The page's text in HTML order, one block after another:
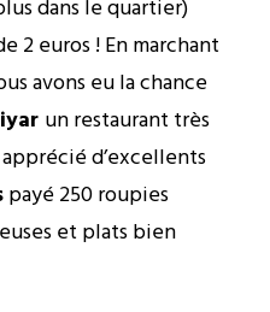
dans le quartier)
2 euros ! En marchant
avons eu la chance
un restaurant très
d’excellents
payé 250 roupies
et plats bien